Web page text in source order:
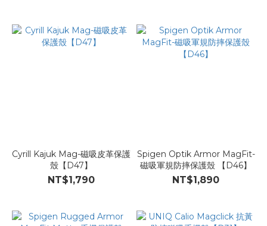
Cyrill Kajuk Mag-磁吸皮革保護
殼【D47】
NT$1,790
Spigen Optik Armor MagFit-
磁吸軍規防摔保護殼 【D46】
NT$1,890